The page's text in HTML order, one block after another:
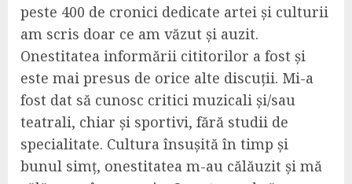
peste 400 de cronici dedicate artei și culturii
am scris doar ce am văzut și auzit.
Onestitatea informării cititorilor a fost și
este mai presus de orice alte discuții. Mi-a
fost dat să cunosc critici muzicali și/sau
teatrali, chiar și sportivi, fără studii de
specialitate. Cultura însușită în timp și
bunul simț, onestitatea m-au călăuzit și mă